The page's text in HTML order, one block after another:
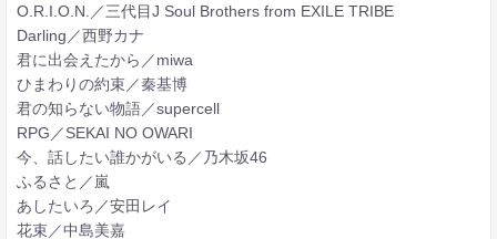
O.R.I.O.N.／三代目J Soul Brothers from EXILE TRIBE
Darling／西野カナ
君に出会えたから／miwa
ひまわりの約束／秦基博
君の知らない物語／supercell
RPG／SEKAI NO OWARI
今、話したい誰かがいる／乃木坂46
ふるさと／嵐
あしたいろ／安田レイ
花束／中島美嘉